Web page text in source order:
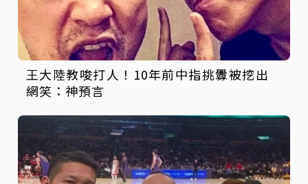
王大陸教唆打人！10年前中指挑釁被挖出
網笑：神預言